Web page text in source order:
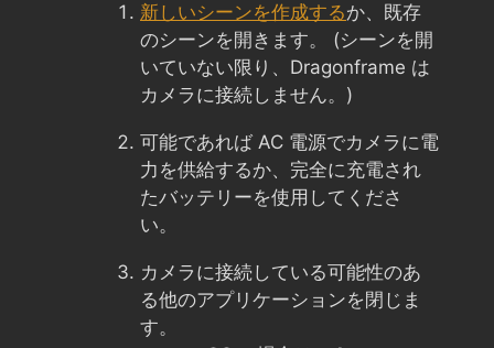
新しいシーンを作成するか、既存
のシーンを開きます。 (シーンを開
いていない限り、Dragonframe は
カメラに接続しません。)
可能であれば AC 電源でカメラに電
力を供給するか、完全に充電され
たバッテリーを使用してくださ
い。
カメラに接続している可能性のあ
る他のアプリケーションを閉じま
す。